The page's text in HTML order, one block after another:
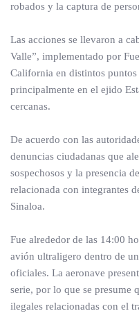
robados y la captura de
Las acciones se llevaron a
Valle”, implementado por
California en distintos
principalmente en el ejido
cercanas.
De acuerdo con las
denuncias ciudadanas que
sospechosos y la presencia
relacionada con integrantes
Sinaloa.
Fue alrededor de las 14:00
avión ultraligero dentro de
oficiales. La aeronave
serie, por lo que se presume
ilegales relacionadas con el